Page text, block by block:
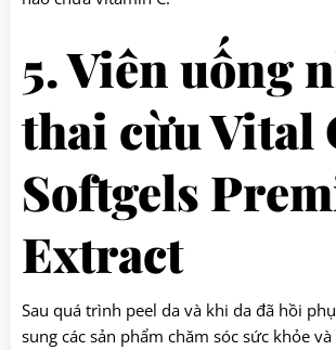
5. Viên uống
thai cừu Vital
Softgels
Extract
Sau quá trình peel da và khi da đã hồi
sung các sản phẩm chăm sóc sức khỏe và